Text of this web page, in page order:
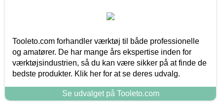
Tooleto.com forhandler værktøj til både professionelle
og amatører. De har mange års ekspertise inden for
værktøjsindustrien, så du kan være sikker på at finde de
bedste produkter. Klik her for at se deres udvalg.
Se udvalget på Tooleto.com